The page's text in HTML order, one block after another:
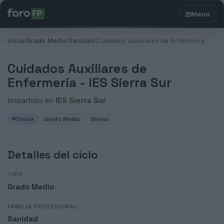
Inicio›Grado Medio›Sanidad›Cuidados Auxiliares de Enfermería
Cuidados Auxiliares de
Enfermería - IES Sierra Sur
Impartido en IES Sierra Sur
Osuna Grado Medio Diurno
Detalles del ciclo
TIPO
Grado Medio
FAMILIA PROFESIONAL
Sanidad